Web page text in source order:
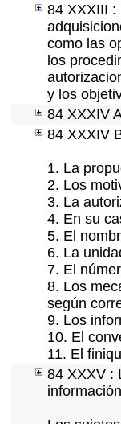
84 XXXIII :
como las
los
y los
84 XXXIV
84 XXXIV
1. La
2. Los
3. La
4. En su
5. El
6. La
7. El
8. Los
según
9. Los
10. El
11. El
84 XXXV :